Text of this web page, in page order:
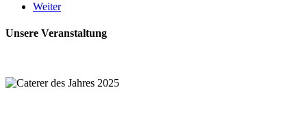
Weiter
Unsere Veranstaltung